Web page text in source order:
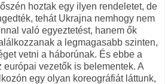
hoztak egy ilyen rendeletet, de
tehát Ukrajna nemhogy nem
való egyeztetést, hanem ők
a legmagasabb szinten,
vetni a háborúnak. És ebbe a
vezetők is belementek. A
egy olyan koreográfiát láttunk,